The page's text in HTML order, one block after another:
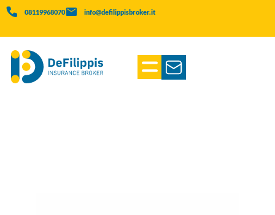
08119968070 info@defilippisbroker.it